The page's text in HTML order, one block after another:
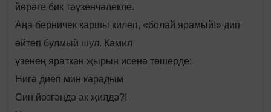
йөрәге бик тәүзенчәлекле.
Аңа берничек каршы килеп, «болай ярамый!» дип
әйтеп булмый шул. Камил
үзенең яраткан җырын исенә төшерде:
Нигә диеп мин карадым
Син йөзгәндә ак җилдә?!